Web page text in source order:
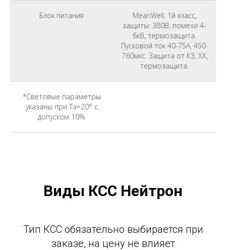
Блок питания
MeanWell, 1й класс,
защиты: 380В, помехи 4-
6кВ, термозащита.
Пусковой ток 40-75A, 450-
760мкс. Защита от КЗ, ХХ,
термозащита.
*Световые параметры
указаны при Ta=20° с
допуском 10%
Виды КСС Нейтрон
Тип КСС обязательно выбирается при
заказе, на цену не влияет